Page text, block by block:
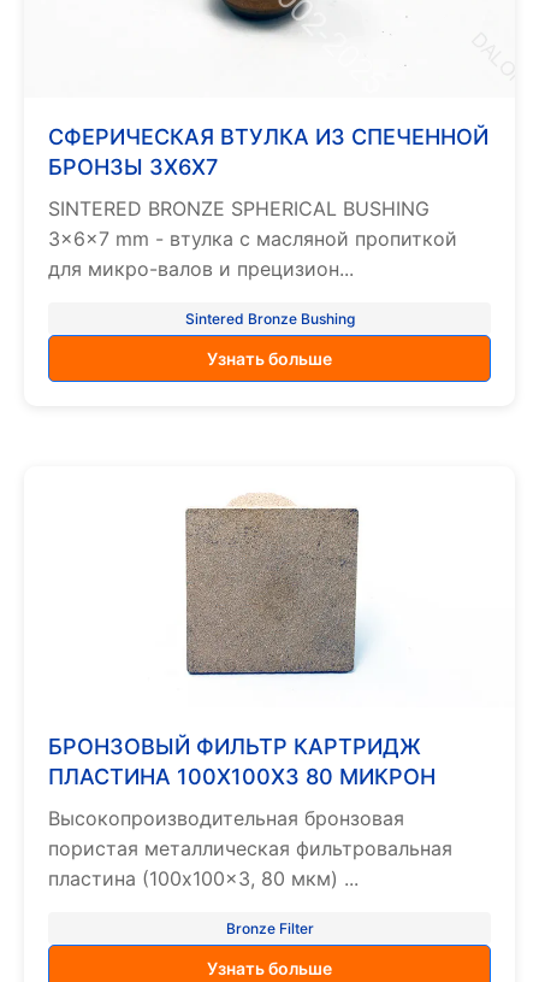
СФЕРИЧЕСКАЯ ВТУЛКА ИЗ СПЕЧЕННОЙ
БРОНЗЫ 3X6X7
SINTERED BRONZE SPHERICAL BUSHING
3×6×7 mm - втулка с масляной пропиткой
для микро-валов и прецизион...
Sintered Bronze Bushing
Узнать больше
БРОНЗОВЫЙ ФИЛЬТР КАРТРИДЖ
ПЛАСТИНА 100X100X3 80 МИКРОН
Высокопроизводительная бронзовая
пористая металлическая фильтровальная
пластина (100x100x3, 80 мкм) ...
Bronze Filter
Узнать больше